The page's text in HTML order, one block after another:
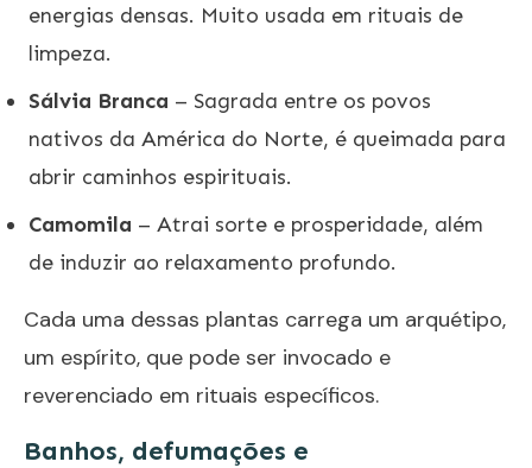
energias densas. Muito usada em rituais de
limpeza.
Sálvia Branca – Sagrada entre os povos
nativos da América do Norte, é queimada para
abrir caminhos espirituais.
Camomila – Atrai sorte e prosperidade, além
de induzir ao relaxamento profundo.
Cada uma dessas plantas carrega um arquétipo,
um espírito, que pode ser invocado e
reverenciado em rituais específicos.
Banhos, defumações e